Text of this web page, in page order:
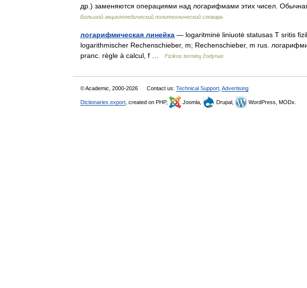
др.) заменяются операциями над логарифмами этих чисел.
Большой энциклопедический политехнический словарь
логарифмическая линейка — logaritminė liniuotė statusas T sritis
logarithmischer Rechenschieber, m; Rechenschieber, m rus.
pranc. règle à calcul, f …
Fizikos terminų žodynas
© Academic, 2000-2026 Contact us: Technical Support Advertising
Dictionaries export , created on PHP, Joomla, Drupal, WordPress, MODx.